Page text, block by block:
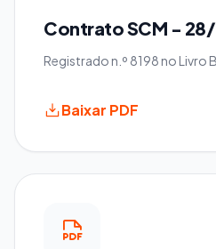
Contrato SCM - 28/
Registrado n.º 8198 no Livro
Baixar PDF